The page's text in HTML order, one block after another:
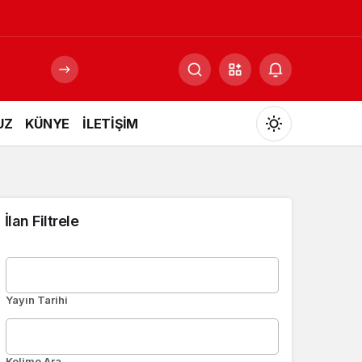
KÜNYE İLETİŞİM
Mod
değiştir
Gece Modu
İlan Filtrele
Yayın Tarihi